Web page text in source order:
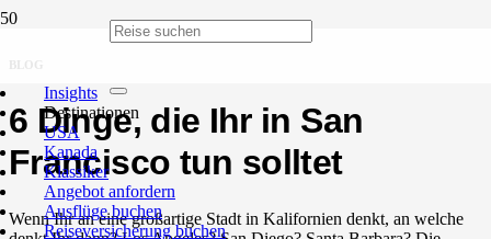
Insights
Destinationen
USA
Kanada
Klassiker
Angebot anfordern
Ausflüge buchen
Reiseversicherung buchen
BLOG
6 Dinge, die Ihr in San
Francisco tun solltet
Wenn Ihr an eine großartige Stadt in Kalifornien denkt, an welche